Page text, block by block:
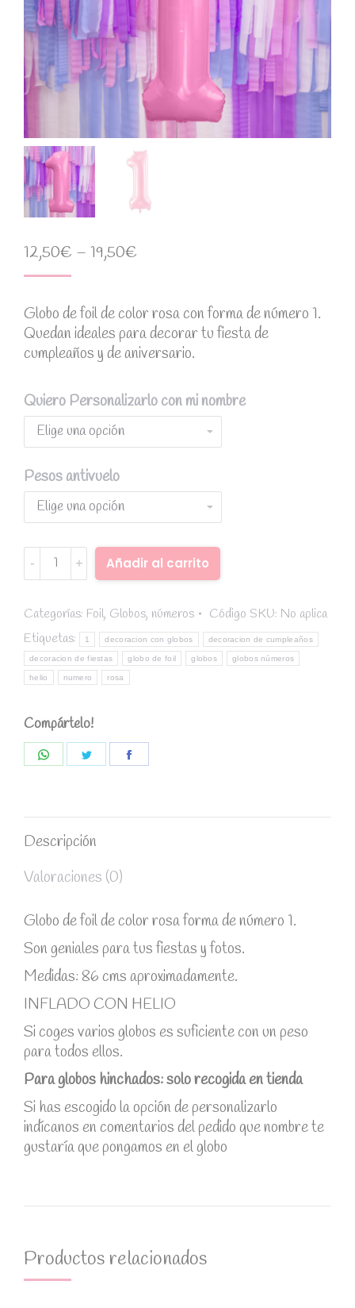
12,50€ – 19,50€
Globo de foil de color rosa con forma de número 1.
Quedan ideales para decorar tu fiesta de
cumpleaños y de aniversario.
Quiero Personalizarlo con mi nombre
Pesos antivuelo
Globo
foil
1
rosa
86
cm
Añadir al carrito
Categorías: Foil, Globos, números Código SKU: No aplica
Etiquetas:
1 decoracion con globos decoracion de cumpleaños
decoracion de fiestas globo de foil globos globos números
helio numero rosa
Compártelo!
Descripción
Valoraciones (0)
Globo de foil de color rosa forma de número 1.
Son geniales para tus fiestas y fotos.
Medidas: 86 cms aproximadamente.
INFLADO CON HELIO
Si coges varios globos es suficiente con un peso
para todos ellos.
Para globos hinchados: solo recogida en tienda
Si has escogido la opción de personalizarlo
indícanos en comentarios del pedido que nombre te
gustaría que pongamos en el globo
Productos relacionados